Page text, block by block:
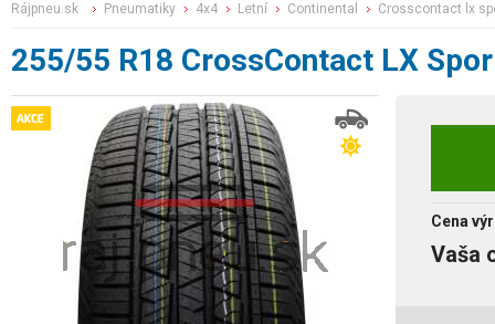
rájpneu.sk pneumatiky 4x4 letní continental crosscontact lx
255/55 R18 CrossContact LX
Cena
Vaša